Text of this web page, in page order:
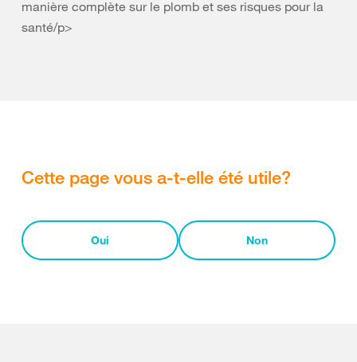
manière complète sur le plomb et ses risques pour la
santé/p>
Cette page vous a-t-elle été utile?
Oui Non